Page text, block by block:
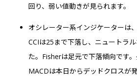
回り、弱い値動きが見られます。
オシレーター系インジケーターは
CCIは25まで下落し、ニュートラ
た。Fisherは足元で下落傾向です
MACDは本日からデッドクロスが